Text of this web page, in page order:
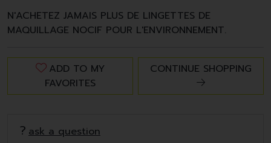
N'ACHETEZ JAMAIS PLUS DE LINGETTES DE
MAQUILLAGE NOCIF POUR L'ENVIRONNEMENT.
ADD TO MY
FAVORITES
CONTINUE SHOPPING
ask a question